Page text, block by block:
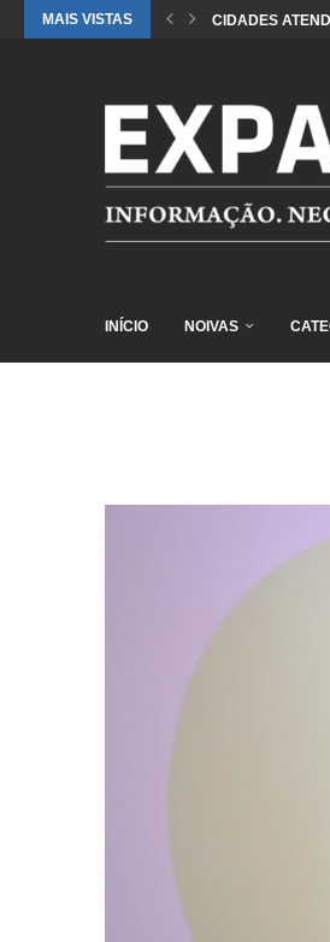
MAIS VISTAS CIDADES
INÍCIO NOIVAS